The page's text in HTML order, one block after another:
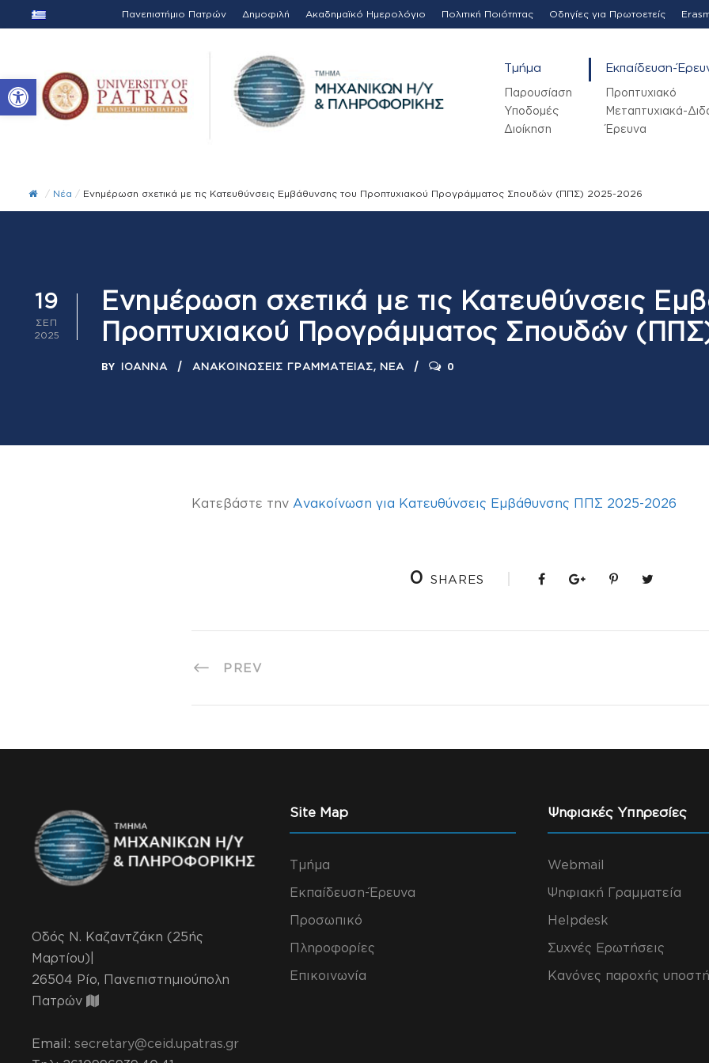
Ανοίξτε τη γραμμή εργαλείων
Πανεπιστήμιο Πατρών Δημοφιλή Ακαδημαϊκό Ημερολόγιο Πολιτική Ποιότητας Οδηγίες για Πρωτοετείς
Τμήμα
Παρουσίαση
Υποδομές
Διοίκηση
Εκπαίδευση-
Προπτυχιακό
Μεταπτυχιακά-
Έρευνα
/ Νέα / Ενημέρωση σχετικά με τις Κατευθύνσεις Εμβάθυνσης του Προπτυχιακού Προγράμματος Σπουδών (ΠΠΣ) 2025-2026
19
ΣΕΠ
2025
Ενημέρωση σχετικά με τις Κατευθύνσεις
Προπτυχιακού Προγράμματος Σπουδών
BY IOANNA ΑΝΑΚΟΙΝΏΣΕΙΣ ΓΡΑΜΜΑΤΕΊΑΣ, ΝΈΑ 0
Κατεβάστε την Ανακοίνωση για Κατευθύνσεις Εμβάθυνσης ΠΠΣ 2025-2026
0 SHARES
PREV
Οδός Ν. Καζαντζάκη (25ής
Μαρτίου)|
26504 Ρίο, Πανεπιστημιούπολη
Πατρών
Email: secretary@ceid.upatras.gr
Site Map
Τμήμα
Εκπαίδευση-Έρευνα
Προσωπικό
Πληροφορίες
Επικοινωνία
Ψηφιακές Υπηρεσίες
Webmail
Ψηφιακή Γραμματεία
Helpdesk
Συχνές Ερωτήσεις
Κανόνες παροχής